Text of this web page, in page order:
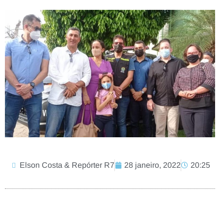
Elson Costa & Repórter R7 28 janeiro, 2022 20:25